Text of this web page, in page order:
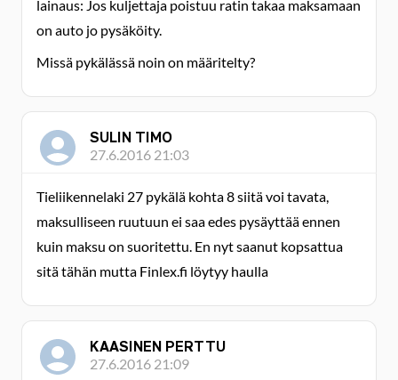
lainaus: Jos kuljettaja poistuu ratin takaa maksamaan
on auto jo pysäköity.
Missä pykälässä noin on määritelty?
SULIN TIMO
27.6.2016 21:03
Tieliikennelaki 27 pykälä kohta 8 siitä voi tavata,
maksulliseen ruutuun ei saa edes pysäyttää ennen
kuin maksu on suoritettu. En nyt saanut kopsattua
sitä tähän mutta Finlex.fi löytyy haulla
KAASINEN PERTTU
27.6.2016 21:09